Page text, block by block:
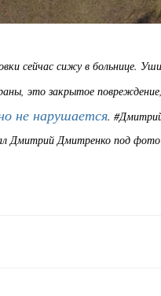
сейчас сижу в больнице.
это закрытое повреждение,
не нарушается.
Дмитрий Дмитренко под фото